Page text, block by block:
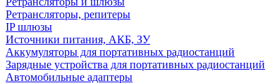
Ретрансляторы, репитеры
IP шлюзы
Источники питания, АКБ, ЗУ
Аккумуляторы для портативных радиостанций
Зарядные устройства для портативных радиостанций
Автомобильные адаптеры